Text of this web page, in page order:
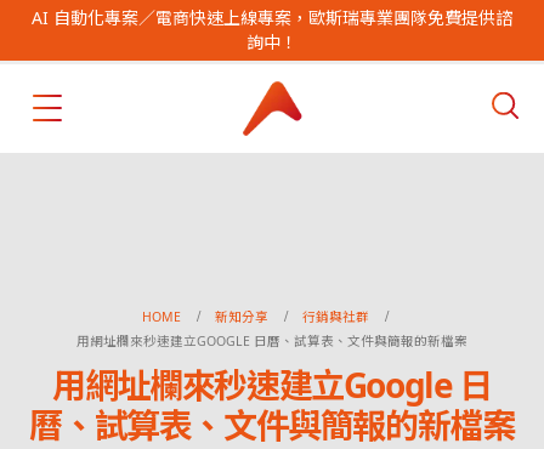
AI 自動化專案／電商快速上線專案，歐斯瑞專業團隊免費提供諮
詢中！
HOME 新知分享
行銷與社群
用網址欄來秒速建立GOOGLE 日曆、試算表、文件與簡報的新檔案
用網址欄來秒速建立Google 日
曆、試算表、文件與簡報的新檔案